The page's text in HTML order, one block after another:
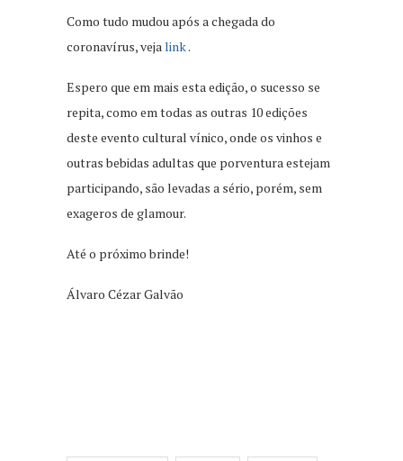
Como tudo mudou após a chegada do
coronavírus, vejalink.
Espero que em mais esta edição, o sucesso se
repita, como em todas as outras 10 edições
deste evento cultural vínico, onde os vinhos e
outras bebidas adultas que porventura estejam
participando, são levadas a sério, porém, sem
exageros de glamour.
Até o próximo brinde!
Álvaro Cézar Galvão